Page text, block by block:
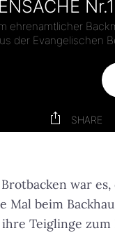
war
Mal beim
Teiglinge zum